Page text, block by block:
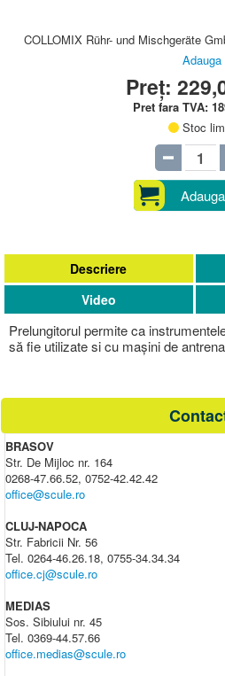
COLLOMIX Rühr- und Mischgeräte
Adauga
Preț:
Pret fara TVA:
Stoc
Descriere
Prelungitorul permite ca
să fie utilizate si cu mașini de
Video
BRASOV
Str. De Mijloc nr. 164
0268-47.66.52, 0752-42.42.42
office@scule.ro
CLUJ-NAPOCA
Str. Fabricii Nr. 56
Tel. 0264-46.26.18, 0755-34.34.34
office.cj@scule.ro
MEDIAS
Sos. Sibiului nr. 45
Tel. 0369-44.57.66
office.medias@scule.ro